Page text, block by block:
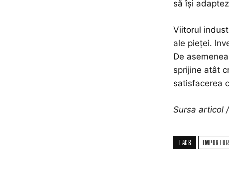
să își
Viitorul
ale pieței.
De
sprijine atât
satisfacerea
Sursa articol
TAGS